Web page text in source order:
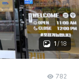
1 / 18
782